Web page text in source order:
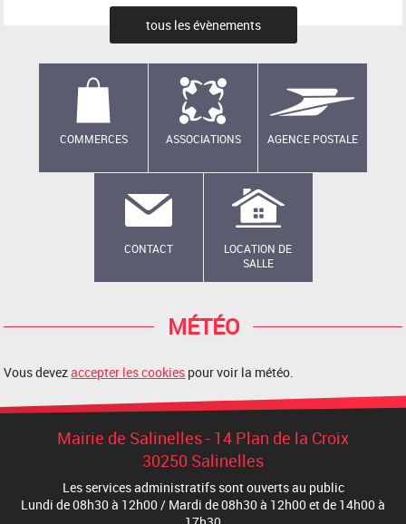
tous les évènements
COMMERCES ASSOCIATIONS AGENCE POSTALE
CONTACT
LOCATION DE
SALLE
MÉTÉO
Vous devezaccepter les cookies pour voir la météo.
Mairie de Salinelles - 14 Plan de la Croix
30250 Salinelles
Les services administratifs sont ouverts au public
Lundi de 08h30 à 12h00 / Mardi de 08h30 à 12h00 et de 14h00 à